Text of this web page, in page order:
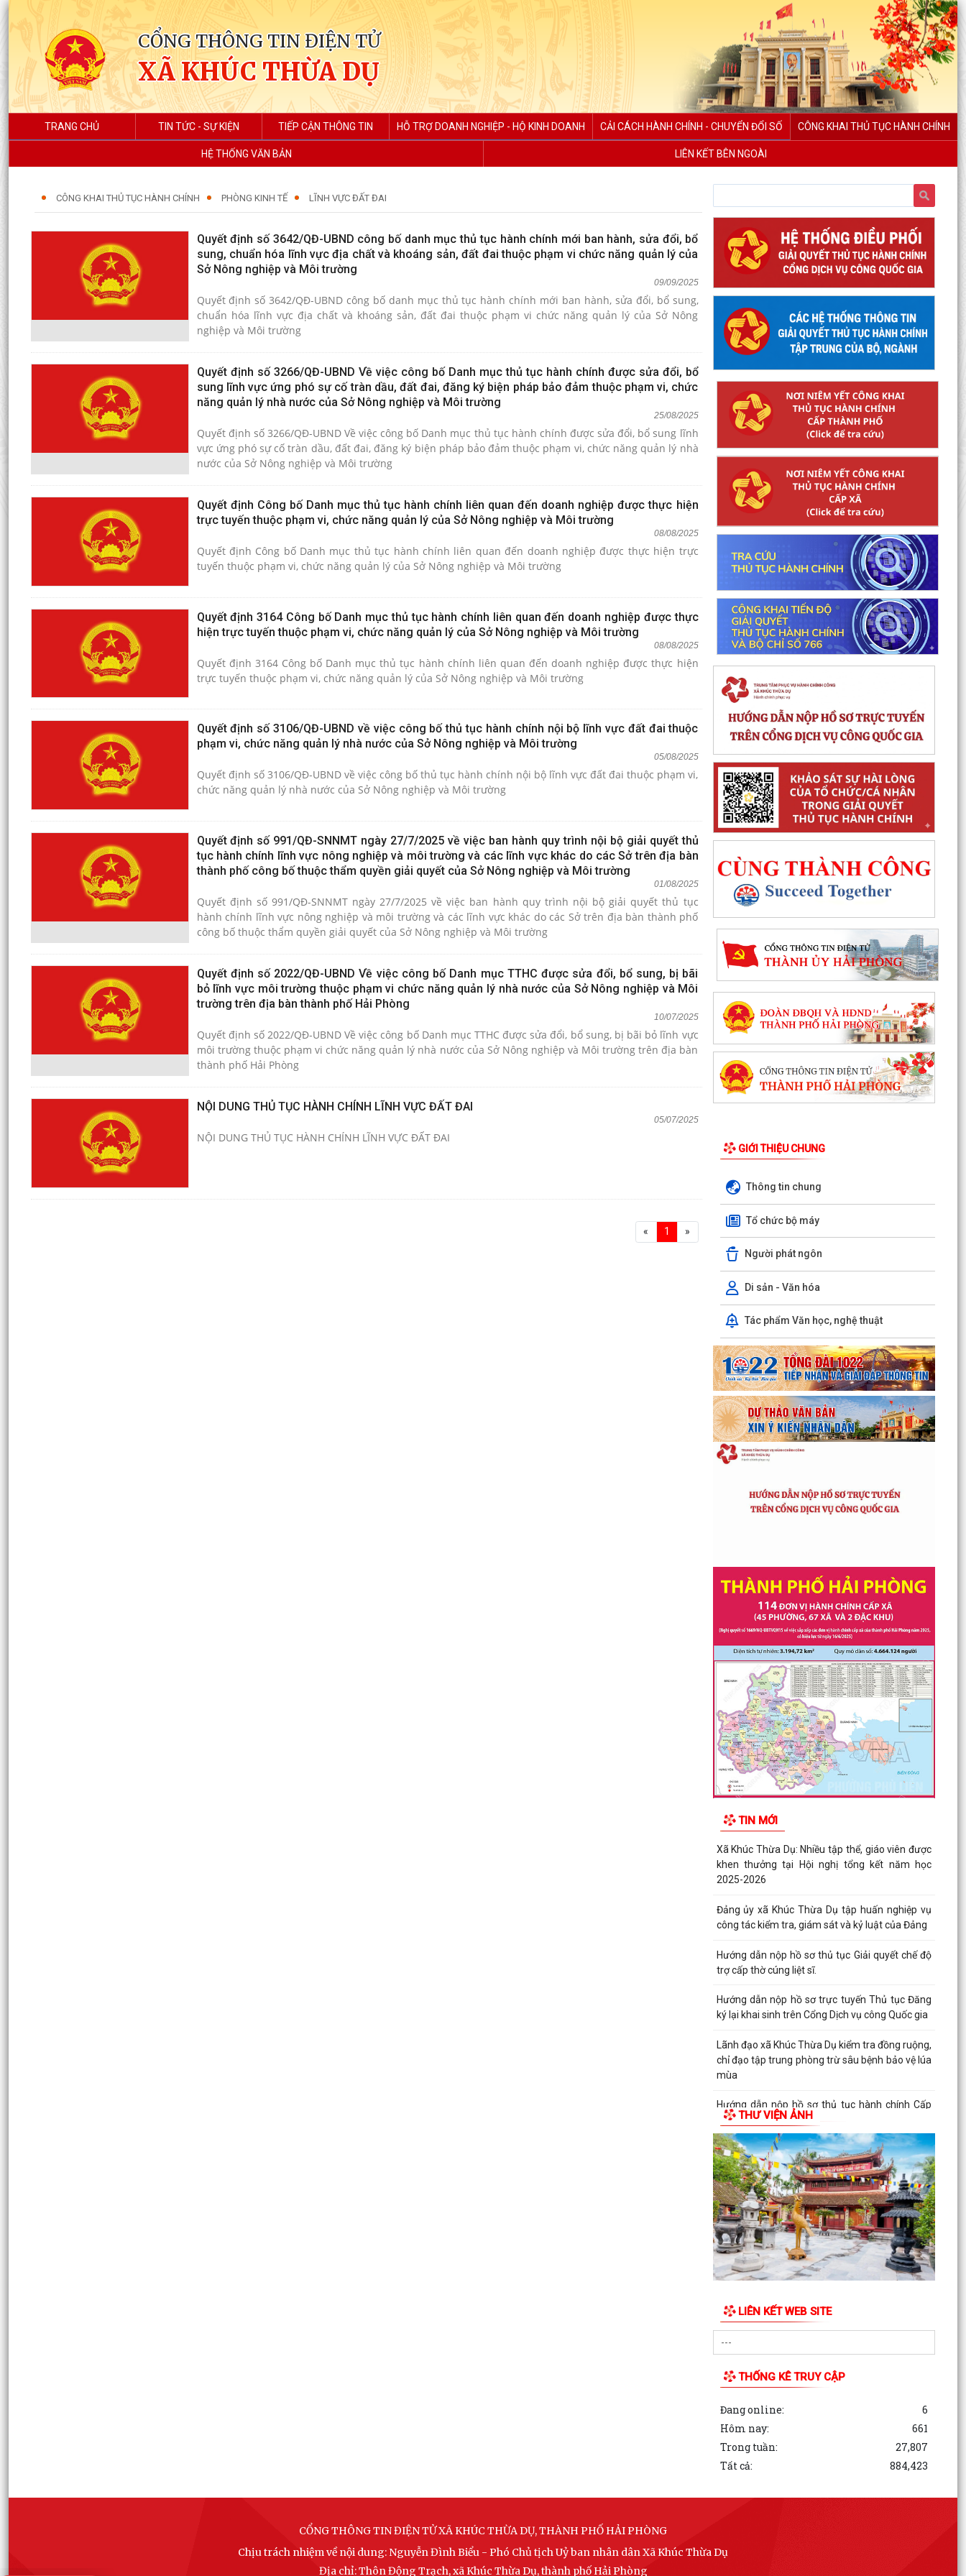
CỔNG THÔNG TIN ĐIỆN TỬ
XÃ KHÚC THỪA DỤ
TRANG CHỦ TIN TỨC - SỰ KIỆN TIẾP CẬN THÔNG TIN HỖ TRỢ DOANH NGHIỆP - HỘ KINH DOANH CẢI CÁCH HÀNH CHÍNH - CHUYỂN ĐỔI SỐ CÔNG KHAI THỦ TỤC HÀNH CHÍNH
HỆ THỐNG VĂN BẢN LIÊN KẾT BÊN NGOÀI
CÔNG KHAI THỦ TỤC HÀNH CHÍNH PHÒNG KINH TẾ LĨNH VỰC ĐẤT ĐAI
Quyết định số 3642/QĐ-UBND công bố danh mục thủ tục hành chính mới ban hành, sửa đổi, bổ
sung, chuẩn hóa lĩnh vực địa chất và khoáng sản, đất đai thuộc phạm vi chức năng quản lý của
Sở Nông nghiệp và Môi trường
09/09/2025
Quyết định số 3642/QĐ-UBND công bố danh mục thủ tục hành chính mới ban hành, sửa đổi, bổ sung,
chuẩn hóa lĩnh vực địa chất và khoáng sản, đất đai thuộc phạm vi chức năng quản lý của Sở Nông
nghiệp và Môi trường
Quyết định số 3266/QĐ-UBND Về việc công bố Danh mục thủ tục hành chính được sửa đổi, bổ
sung lĩnh vực ứng phó sự cố tràn dầu, đất đai, đăng ký biện pháp bảo đảm thuộc phạm vi, chức
năng quản lý nhà nước của Sở Nông nghiệp và Môi trường
25/08/2025
Quyết định số 3266/QĐ-UBND Về việc công bố Danh mục thủ tục hành chính được sửa đổi, bổ sung lĩnh
vực ứng phó sự cố tràn dầu, đất đai, đăng ký biện pháp bảo đảm thuộc phạm vi, chức năng quản lý nhà
nước của Sở Nông nghiệp và Môi trường
Quyết định Công bố Danh mục thủ tục hành chính liên quan đến doanh nghiệp được thực hiện
trực tuyến thuộc phạm vi, chức năng quản lý của Sở Nông nghiệp và Môi trường
08/08/2025
Quyết định Công bố Danh mục thủ tục hành chính liên quan đến doanh nghiệp được thực hiện trực
tuyến thuộc phạm vi, chức năng quản lý của Sở Nông nghiệp và Môi trường
Quyết định 3164 Công bố Danh mục thủ tục hành chính liên quan đến doanh nghiệp được thực
hiện trực tuyến thuộc phạm vi, chức năng quản lý của Sở Nông nghiệp và Môi trường
08/08/2025
Quyết định 3164 Công bố Danh mục thủ tục hành chính liên quan đến doanh nghiệp được thực hiện
trực tuyến thuộc phạm vi, chức năng quản lý của Sở Nông nghiệp và Môi trường
Quyết định số 3106/QĐ-UBND về việc công bố thủ tục hành chính nội bộ lĩnh vực đất đai thuộc
phạm vi, chức năng quản lý nhà nước của Sở Nông nghiệp và Môi trường
05/08/2025
Quyết định số 3106/QĐ-UBND về việc công bố thủ tục hành chính nội bộ lĩnh vực đất đai thuộc phạm vi,
chức năng quản lý nhà nước của Sở Nông nghiệp và Môi trường
Quyết định số 991/QĐ-SNNMT ngày 27/7/2025 về việc ban hành quy trình nội bộ giải quyết thủ
tục hành chính lĩnh vực nông nghiệp và môi trường và các lĩnh vực khác do các Sở trên địa bàn
thành phố công bố thuộc thẩm quyền giải quyết của Sở Nông nghiệp và Môi trường
01/08/2025
Quyết định số 991/QĐ-SNNMT ngày 27/7/2025 về việc ban hành quy trình nội bộ giải quyết thủ tục
hành chính lĩnh vực nông nghiệp và môi trường và các lĩnh vực khác do các Sở trên địa bàn thành phố
công bố thuộc thẩm quyền giải quyết của Sở Nông nghiệp và Môi trường
Quyết định số 2022/QĐ-UBND Về việc công bố Danh mục TTHC được sửa đổi, bổ sung, bị bãi
bỏ lĩnh vực môi trường thuộc phạm vi chức năng quản lý nhà nước của Sở Nông nghiệp và Môi
trường trên địa bàn thành phố Hải Phòng
10/07/2025
Quyết định số 2022/QĐ-UBND Về việc công bố Danh mục TTHC được sửa đổi, bổ sung, bị bãi bỏ lĩnh vực
môi trường thuộc phạm vi chức năng quản lý nhà nước của Sở Nông nghiệp và Môi trường trên địa bàn
thành phố Hải Phòng
NỘI DUNG THỦ TỤC HÀNH CHÍNH LĨNH VỰC ĐẤT ĐAI
05/07/2025
NỘI DUNG THỦ TỤC HÀNH CHÍNH LĨNH VỰC ĐẤT ĐAI
« 1 »
GIỚI THIỆU CHUNG
Thông tin chung
Tổ chức bộ máy
Người phát ngôn
Di sản - Văn hóa
Tác phẩm Văn học, nghệ thuật
TIN MỚI
Xã Khúc Thừa Dụ: Nhiều tập thể, giáo viên được
khen thưởng tại Hội nghị tổng kết năm học
2025-2026
Đảng ủy xã Khúc Thừa Dụ tập huấn nghiệp vụ
công tác kiểm tra, giám sát và kỷ luật của Đảng
Hướng dẫn nộp hồ sơ thủ tục Giải quyết chế độ
trợ cấp thờ cúng liệt sĩ.
Hướng dẫn nộp hồ sơ trực tuyến Thủ tục Đăng
ký lại khai sinh trên Cổng Dịch vụ công Quốc gia
Lãnh đạo xã Khúc Thừa Dụ kiểm tra đồng ruộng,
chỉ đạo tập trung phòng trừ sâu bệnh bảo vệ lúa
mùa
Hướng dẫn nộp hồ sơ thủ tục hành chính Cấp
bản sao Trích lục hộ tịch, bản sao Giấy khai sinh
trên...
THƯ VIỆN ẢNH
LIÊN KẾT WEB SITE
THỐNG KÊ TRUY CẬP
Đang online:
6
Hôm nay:
661
Trong tuần:
27,807
Tất cả:
884,423
CỔNG THÔNG TIN ĐIỆN TỬ XÃ KHÚC THỪA DỤ, THÀNH PHỐ HẢI PHÒNG
Chịu trách nhiệm về nội dung: Nguyễn Đình Biểu - Phó Chủ tịch Uỷ ban nhân dân Xã Khúc Thừa Dụ
Địa chỉ: Thôn Động Trạch, xã Khúc Thừa Dụ, thành phố Hải Phòng